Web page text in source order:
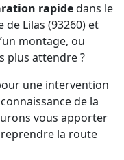
rapidedans le
de Lilas (93260) et
montage, ou
plus attendre ?
une intervention
de la
vous apporter
la route